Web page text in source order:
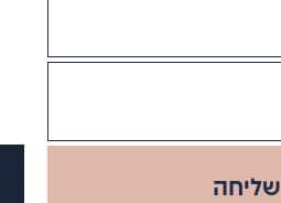
שליחה